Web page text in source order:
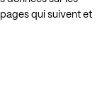
qui suivent et